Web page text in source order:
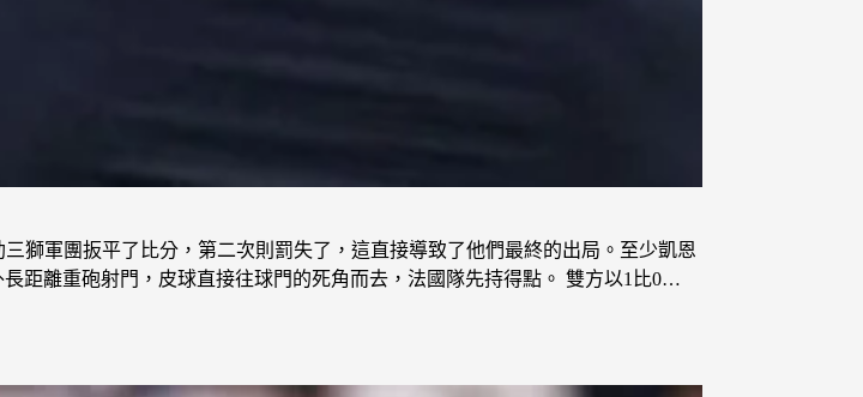
獅軍團扳平了比分，第二次則罰失了，這直接導致了他們最終的出局。至少凱恩
距離重砲射門，皮球直接往球門的死角而去，法國隊先持得點。 雙方以1比0…